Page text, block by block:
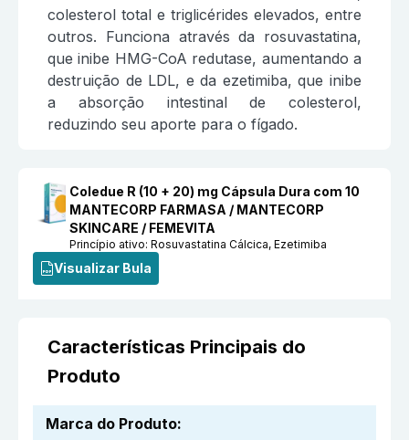
colesterol total e triglicérides elevados, entre
outros. Funciona através da rosuvastatina,
que inibe HMG-CoA redutase, aumentando a
destruição de LDL, e da ezetimiba, que inibe
a absorção intestinal de colesterol,
reduzindo seu aporte para o fígado.
Coledue R (10 + 20) mg Cápsula Dura com 10
MANTECORP FARMASA / MANTECORP
SKINCARE / FEMEVITA
Princípio ativo:Rosuvastatina Cálcica, Ezetimiba
Visualizar Bula
Características Principais do
Produto
Marca do Produto: